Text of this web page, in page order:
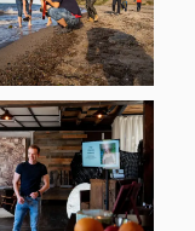
gemacht hat!!
und
Dich, lieber
bist